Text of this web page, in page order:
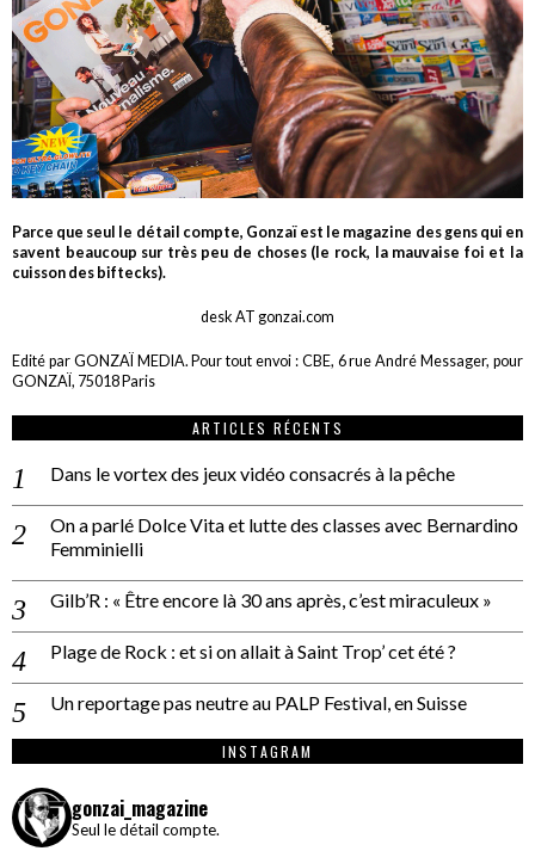
Parce que seul le détail compte, Gonzaï est le magazine des gens qui en
savent beaucoup sur très peu de choses (le rock, la mauvaise foi et la
cuisson des biftecks).
desk AT gonzai.com
Edité par GONZAÏ MEDIA. Pour tout envoi : CBE, 6 rue André Messager, pour
GONZAÏ, 75018 Paris
ARTICLES RÉCENTS
Dans le vortex des jeux vidéo consacrés à la pêche
On a parlé Dolce Vita et lutte des classes avec Bernardino
Femminielli
Gilb’R : « Être encore là 30 ans après, c’est miraculeux »
Plage de Rock : et si on allait à Saint Trop’ cet été ?
Un reportage pas neutre au PALP Festival, en Suisse
INSTAGRAM
gonzai_magazine
Seul le détail compte.